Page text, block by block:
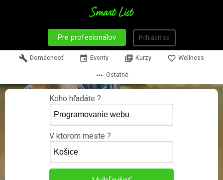
Pre profesionálov Prihlásiť sa
build Domácnosť event Eventy library_books Kurzy favorite_border Wellness
more_horiz Ostatné
Koho hľadáte ?
V ktorom meste ?